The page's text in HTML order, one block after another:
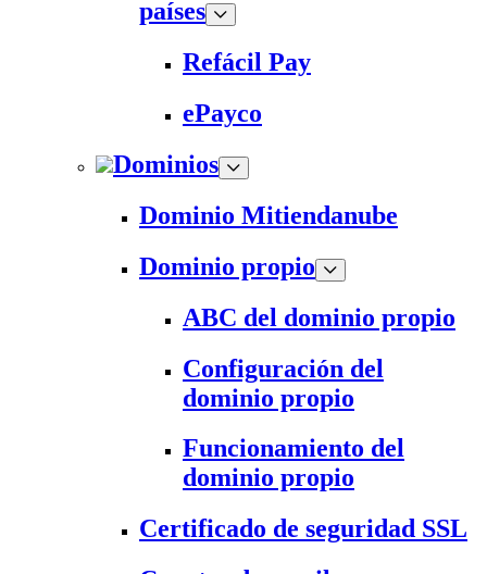
países
Refácil Pay
ePayco
Dominios
Dominio Mitiendanube
Dominio propio
ABC del dominio propio
Configuración del
dominio propio
Funcionamiento del
dominio propio
Certificado de seguridad SSL